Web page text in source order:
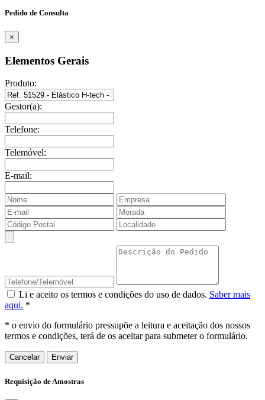
Pedido de Consulta
×
Elementos Gerais
Produto:
Gestor(a):
Telefone:
Telemóvel:
E-mail:
Li e aceito os termos e condições do uso de dados. Saber mais
aqui. *
* o envio do formulário pressupõe a leitura e aceitação dos nossos
termos e condições, terá de os aceitar para submeter o formulário.
Cancelar
Requisição de Amostras